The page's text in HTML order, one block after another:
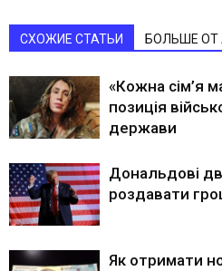
СХОЖИЕ СТАТЬИ БОЛЬШЕ ОТ
«Кожна сім’я
позиція
держави
Дональдові
роздавати
Як отримати